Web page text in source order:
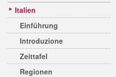
Italien
Einführung
Introduzione
Zeittafel
Regionen